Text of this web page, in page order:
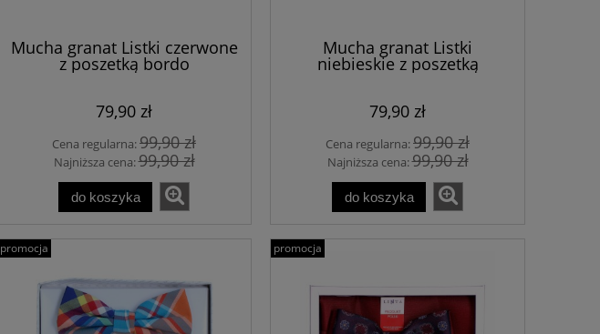
Mucha granat Listki czerwone
z poszetką bordo
79,90 zł
Cena regularna:99,90 zł
Najniższa cena:99,90 zł
do koszyka
Mucha granat Listki
niebieskie z poszetką
niebieską
79,90 zł
Cena regularna:99,90 zł
Najniższa cena:99,90 zł
do koszyka
promocja promocja